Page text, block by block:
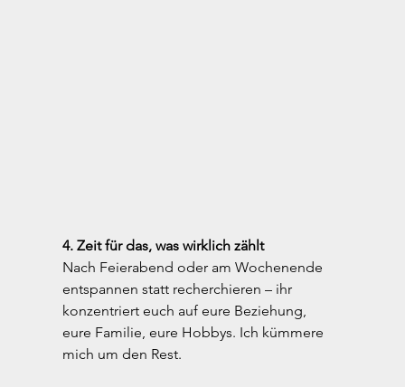
4. Zeit für das, was wirklich zählt
Nach Feierabend oder am Wochenende
entspannen statt recherchieren – ihr
konzentriert euch auf eure Beziehung,
eure Familie, eure Hobbys. Ich kümmere
mich um den Rest.